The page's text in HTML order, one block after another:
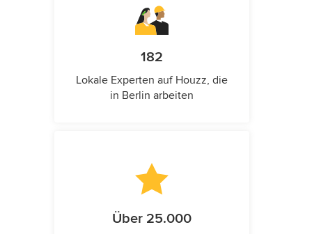
182
Lokale Experten auf Houzz, die
in Berlin arbeiten
Über 25.000